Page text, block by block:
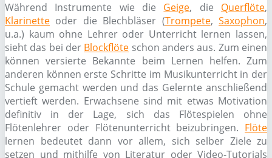
Während Instrumente wie die Geige, die Querflöte,
Klarinette oder die Blechbläser (Trompete,Saxophon,
u.a.) kaum ohne Lehrer oder Unterricht lernen lassen,
sieht das bei der Blockflöte schon anders aus. Zum einen
können versierte Bekannte beim Lernen helfen. Zum
anderen können erste Schritte im Musikunterricht in der
Schule gemacht werden und das Gelernte anschließend
vertieft werden. Erwachsene sind mit etwas Motivation
definitiv in der Lage, sich das Flötespielen ohne
Flötenlehrer oder Flötenunterricht beizubringen. Flöte
lernen bedeutet dann vor allem, sich selber Ziele zu
setzen und mithilfe von Literatur oder Video-Tutorials